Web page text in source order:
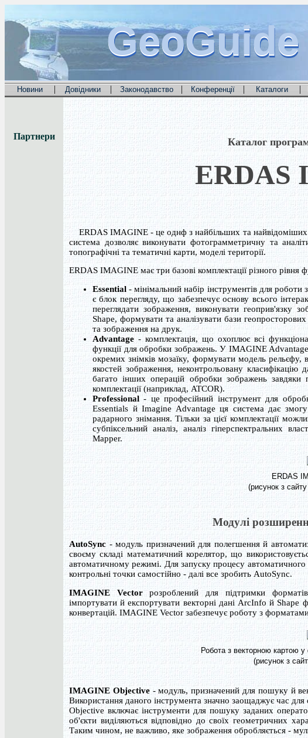
GeoGuide
GeoGuide
GeoGuide
Новини | Довідники | Законодавство | Конференції | Каталоги |
Партнери Каталог
ERDAS
ERDAS IMAGINE - це однф з найбільших та найвідоміших
система дозволяє виконувати фотограмметричну та
топографічні та тематичні карти, моделі території.
ERDAS IMAGINE має три базові комплектації різного рівня
Essential - мінімальний набір інструментів для
є блок перегляду, що забезпечує основу всього
переглядати зображення, виконувати геоприв'язку
Shape, формувати та аналізувати бази
та зображення на друк.
Advantage- комплектація, що охоплює всі
функції для обробки зображень. У IMAGINE
окремих знімків мозаїку, формувати модель
якостей зображення, неконтрольовану
багато інших операцій обробки зображень завдяки
комплектації (наприклад, ATCOR).
Professional - це професійний інструмент для
Essentials й Imagine Advantage ця система дає змогу
радарного знімання. Тільки за цієї комплектації
субпіксельний аналіз, аналіз гіперспектральних
Mapper.
ERDAS
(рисунок з
Модулі
AutoSync - модуль призначений для полегшення й
своєму складі математичний корелятор, що
автоматичному режимі. Для запуску процесу автоматичного
контрольні точки самостійно - далі все зробить AutoSync.
IMAGINE Vectorрозроблений для підтримки
імпортувати й експортувати векторні дані ArcInfo й Shape
конвертацій. IMAGINE Vector забезпечує роботу з
Робота з векторною картою
(рисунок з
IMAGINE Objective- модуль, призначений для пошуку й
Використання даного інструмента значно заощаджує час для
Objective включає інструменти для пошуку заданих
об'єкти виділяються відповідно до своїх геометричних
Таким чином, не важливо, яке зображення обробляється -